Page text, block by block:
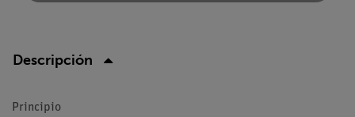
Descripción
Principio